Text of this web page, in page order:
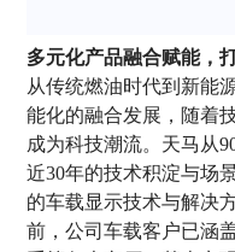
多元化产品融合赋能，
从传统燃油时代到新能
能化的融合发展，随着
成为科技潮流。天马从
近30年的技术积淀与场
的车载显示技术与解决
前，公司车载客户已涵